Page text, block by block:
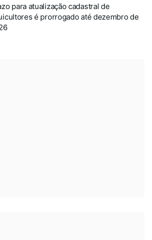
para atualização cadastral de
é prorrogado até dezembro de